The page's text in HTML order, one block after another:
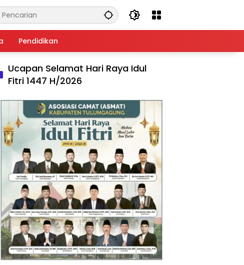
Pendidikan
Ucapan Selamat Hari Raya Idul
Fitri 1447 H/2026